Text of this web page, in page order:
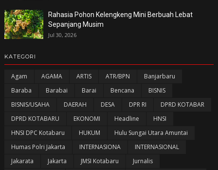
Rahasia Pohon Kelengkeng Mini Berbuah Lebat
Sepanjang Musim
Jul 30, 2026
KATEGORI
Agam AGAMA ARTIS ATR/BPN
Banjarbaru
Baraba
Barabai Barai Bencana
BISNIS
BISNIS/USAHA
DAERAH DESA DPR RI
DPRD KOTABAR
DPRD KOTABARU
EKONOMI Headline
HNSI
HNSI DPC Kotabaru
HUKUM
Hulu Sungai Utara Amuntai
Humas Polri Jakarta
INTERNASIONA
INTERNASIONAL
Jakarata
Jakarta JMSI Kotabaru
Jurnalis